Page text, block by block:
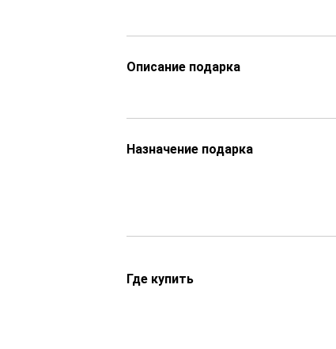
Описание подарка
Назначение подарка
Где купить